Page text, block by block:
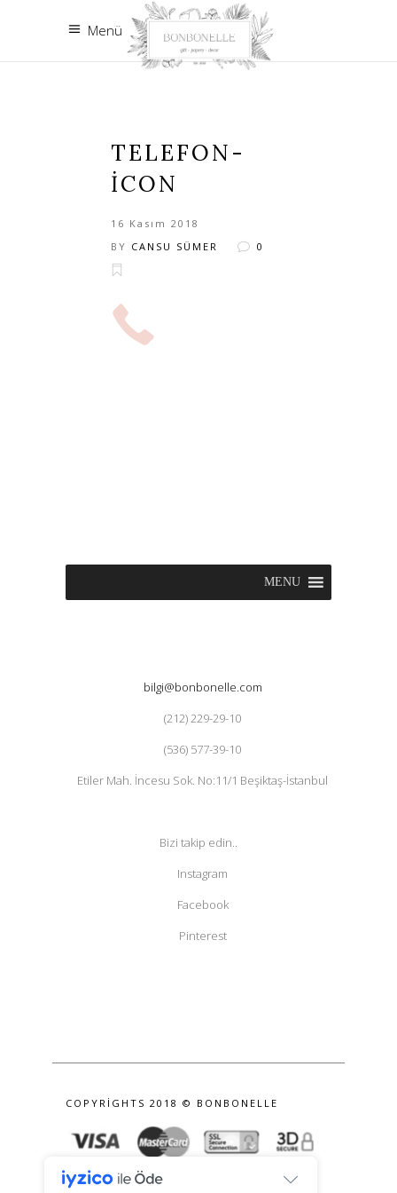
Menü
TELEFON-
ICON
16 Kasım 2018
BY CANSU SÜMER 0
MENU
bilgi@bonbonelle.com
(212) 229-29-10
(536) 577-39-10
Etiler Mah. İncesu Sok. No:11/1 Beşiktaş-İstanbul
Bizi takip edin..
Instagram
Facebook
Pinterest
COPYRIGHTS 2018 © BONBONELLE